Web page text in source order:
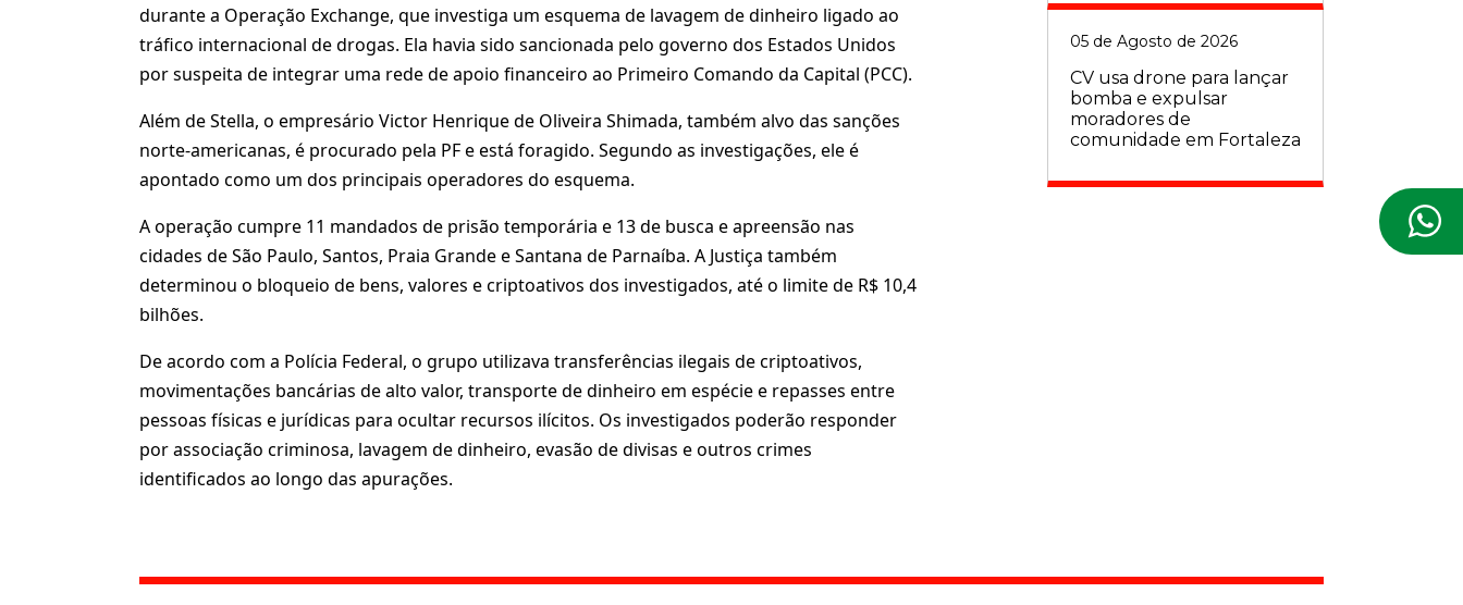
durante a Operação Exchange, que investiga um esquema de lavagem de dinheiro ligado ao
tráfico internacional de drogas. Ela havia sido sancionada pelo governo dos Estados Unidos
por suspeita de integrar uma rede de apoio financeiro ao Primeiro Comando da Capital (PCC).
Além de Stella, o empresário Victor Henrique de Oliveira Shimada, também alvo das sanções
norte-americanas, é procurado pela PF e está foragido. Segundo as investigações, ele é
apontado como um dos principais operadores do esquema.
A operação cumpre 11 mandados de prisão temporária e 13 de busca e apreensão nas
cidades de São Paulo, Santos, Praia Grande e Santana de Parnaíba. A Justiça também
determinou o bloqueio de bens, valores e criptoativos dos investigados, até o limite de R$ 10,4
bilhões.
De acordo com a Polícia Federal, o grupo utilizava transferências ilegais de criptoativos,
movimentações bancárias de alto valor, transporte de dinheiro em espécie e repasses entre
pessoas físicas e jurídicas para ocultar recursos ilícitos. Os investigados poderão responder
por associação criminosa, lavagem de dinheiro, evasão de divisas e outros crimes
identificados ao longo das apurações.
05 de Agosto de 2026
CV usa drone para lançar
bomba e expulsar
moradores de
comunidade em Fortaleza